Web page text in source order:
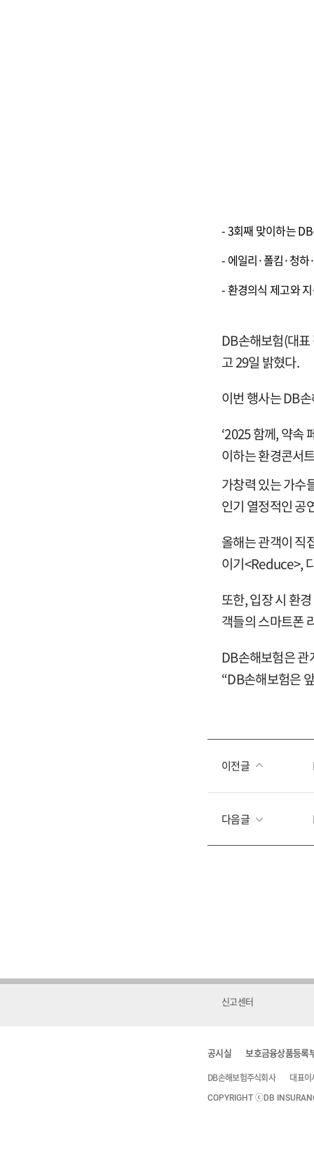
- 3회째 맞이하는
- 에일리·폴킴·청
- 환경의식 제고와
DB손해보험(대
고 29일 밝혔다.
이번 행사는 DB
‘2025함께, 약속
이하는 환경콘서
가창력 있는 가수
인기 열정적인 공
올해는 관객이 직
이기<Reduce>,
또한, 입장 시 환
객들의 스마트폰
DB손해보험은 관
“DB손해보험은
이전글
다음글
신고센터
공시실 보호금융상품등록
DB손해보험주식회사 대표이
COPYRIGHT ⓒDB